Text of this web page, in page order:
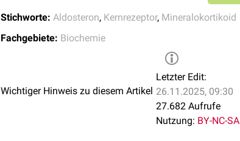
Stichworte: Aldosteron, Kernrezeptor, Mineralokortikoid
Fachgebiete: Biochemie
Wichtiger Hinweis zu diesem Artikel
Letzter Edit:
26.11.2025, 09:30
27.682 Aufrufe
Nutzung: BY-NC-SA